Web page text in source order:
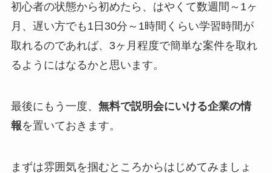
初心者の状態から初めたら、はやくて数週間～1ヶ
月、遅い方でも1日30分～1時間くらい学習時間が
取れるのであれば、3ヶ月程度で簡単な案件を取れ
るようにはなるかと思います。
最後にもう一度、 無料で説明会にいける企業の情
報を置いておきます。
まずは雰囲気を掴むところからはじめてみましょ